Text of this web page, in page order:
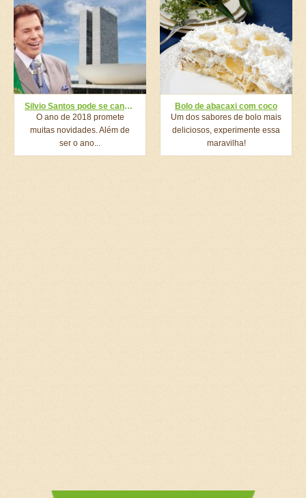
Silvio Santos pode se candidatar à presidência em 2018. Você votaria nele?
O ano de 2018 promete
muitas novidades. Além de
ser o ano...
Bolo de abacaxi com coco
Um dos sabores de bolo mais
deliciosos, experimente essa
maravilha!